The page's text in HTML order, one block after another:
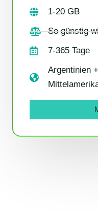
1-20 GB
So günstig
7-365 Tage
Argentinien